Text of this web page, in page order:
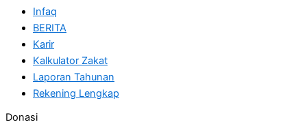
Infaq
BERITA
Karir
Kalkulator Zakat
Laporan Tahunan
Rekening Lengkap
Donasi